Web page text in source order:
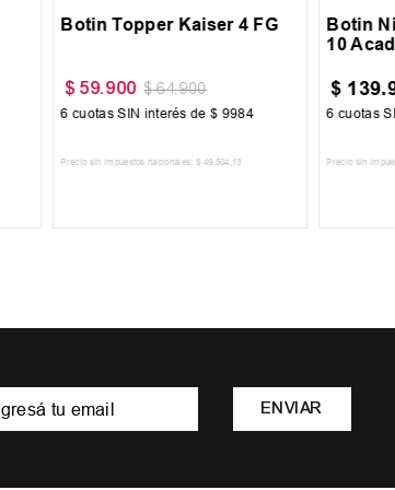
Botin Topper Kaiser 4 FG
$ 59.900 $ 64.900
6 cuotas SIN interés de$ 9984
Precio sin impuestos nacionales: $ 49.504 ,13
Botin
10
$ 139.
6 cuotas
Precio sin
ENVIAR